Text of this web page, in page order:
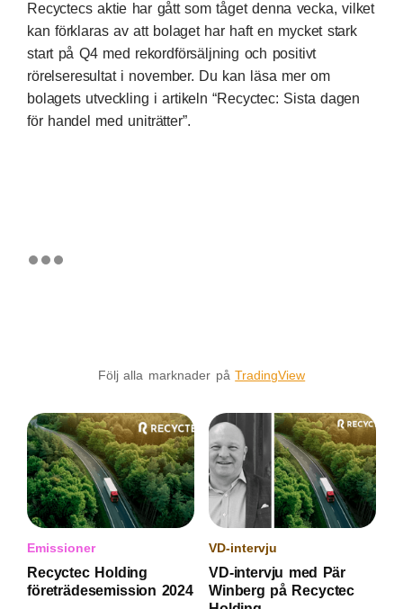
Recyctecs aktie har gått som tåget denna vecka, vilket
kan förklaras av att bolaget har haft en mycket stark
start på Q4 med rekordförsäljning och positivt
rörelseresultat i november. Du kan läsa mer om
bolagets utveckling i artikeln “Recyctec: Sista dagen
för handel med uniträtter”.
Följ alla marknader påTradingView
Emissioner
Recyctec Holding
företrädesemission 2024
VD-intervju
VD-intervju med Pär
Winberg på Recyctec